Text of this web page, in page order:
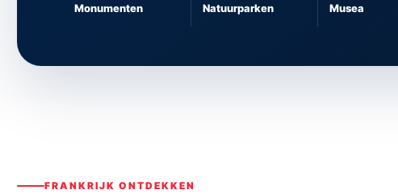
Monumenten Natuurparken Musea
FRANKRIJK ONTDEKKEN